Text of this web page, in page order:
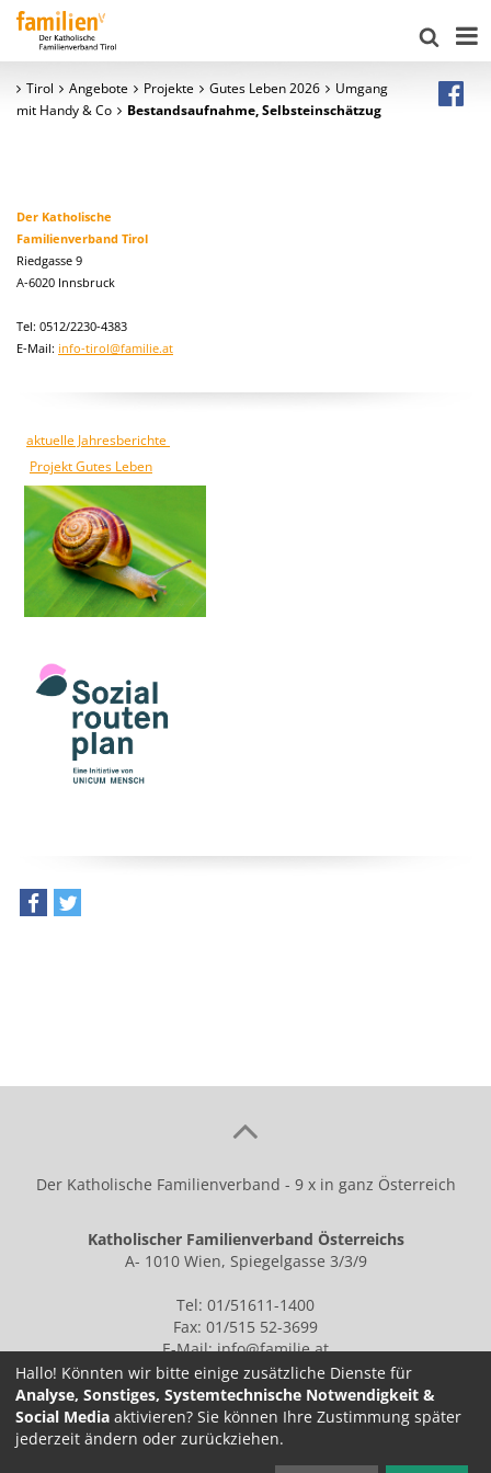
Tirol Angebote Projekte Gutes Leben 2026
Umgang
mit Handy & Co
Bestandsaufnahme, Selbsteinschätzug
Der Katholische
Familienverband Tirol
Riedgasse 9
A-6020 Innsbruck
Tel: 0512/2230-4383
E-Mail: info-tirol@familie.at
aktuelle Jahresberichte
Projekt Gutes Leben
Der Katholische Familienverband - 9 x in ganz Österreich
Katholischer Familienverband Österreichs
A- 1010 Wien, Spiegelgasse 3/3/9
Tel: 01/51611-1400
Fax: 01/515 52-3699
E-Mail:info@familie.at
IMPRESSUM
Hallo! Könnten wir bitte einige zusätzliche Dienste für
Analyse, Sonstiges, Systemtechnische Notwendigkeit &
Social Media aktivieren? Sie können Ihre Zustimmung später
jederzeit ändern oder zurückziehen.